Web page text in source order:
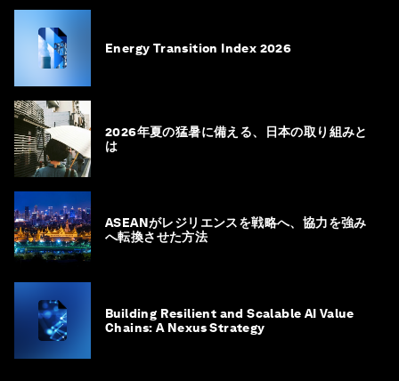
Energy Transition Index 2026
2026年夏の猛暑に備える、日本の取り組みと
は
ASEANがレジリエンスを戦略へ、協力を強み
へ転換させた方法
Building Resilient and Scalable AI Value
Chains: A Nexus Strategy